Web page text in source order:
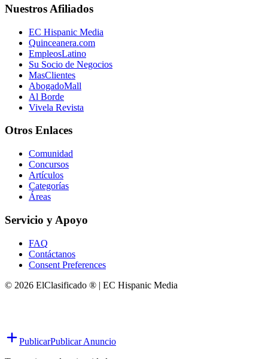
Nuestros Afiliados
EC Hispanic Media
Quinceanera.com
EmpleosLatino
Su Socio de Negocios
MasClientes
AbogadoMall
Al Borde
Vivela Revista
Otros Enlaces
Comunidad
Concursos
Artículos
Categorías
Áreas
Servicio y Apoyo
FAQ
Contáctanos
Consent Preferences
© 2026 ElClasificado ® | EC Hispanic Media
PublicarPublicar Anuncio